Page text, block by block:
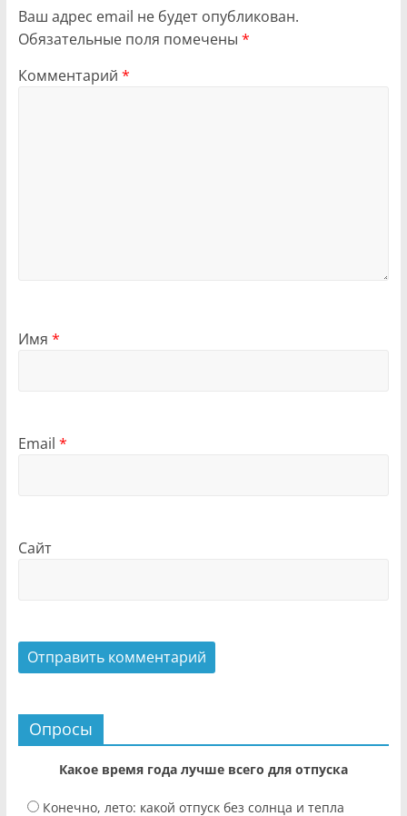
Ваш адрес email не будет опубликован.
Обязательные поля помечены *
Комментарий *
Имя *
Email *
Сайт
Опросы
Какое время года лучше всего для отпуска
Конечно, лето: какой отпуск без солнца и тепла